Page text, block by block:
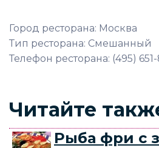
Город ресторана: Москва
Тип ресторана: Смешанный
Телефон ресторана: (495)
Читайте
Рыба фри с